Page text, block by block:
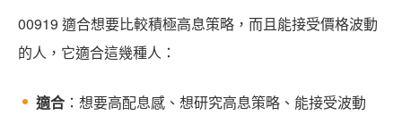
00919 適合想要比較積極高息策略，而且能接受價格波動
的人，它適合這幾種人：
適合 ：想要高配息感、想研究高息策略、能接受波動